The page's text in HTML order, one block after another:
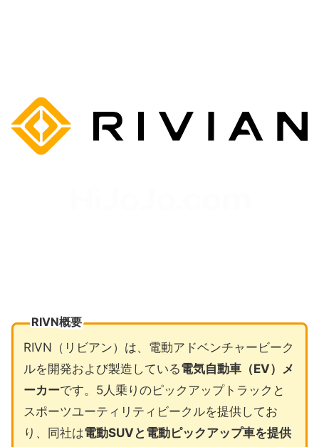
RIVN概要
RIVN（リビアン）は、電動アドベンチャービーク
ルを開発および製造している電気自動車（EV）メ
ーカーです。5人乗りのピックアップトラックと
スポーツユーティリティビークルを提供してお
り、同社は電動SUVと電動ピックアップ車を提供